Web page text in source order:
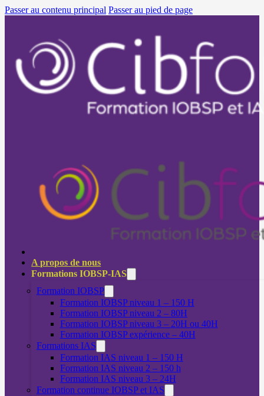
Passer au contenu principal Passer au pied de page
A propos de nous
Formations IOBSP-IAS
Formation IOBSP
Formation IOBSP niveau 1 – 150 H
Formation IOBSP niveau 2 – 80H
Formation IOBSP niveau 3 – 20H ou 40H
Formation IOBSP expérience – 40H
Formations IAS
Formation IAS niveau 1 – 150 H
Formation IAS niveau 2 – 150 h
Formation IAS niveau 3 – 24H
Formation continue IOBSP et IAS